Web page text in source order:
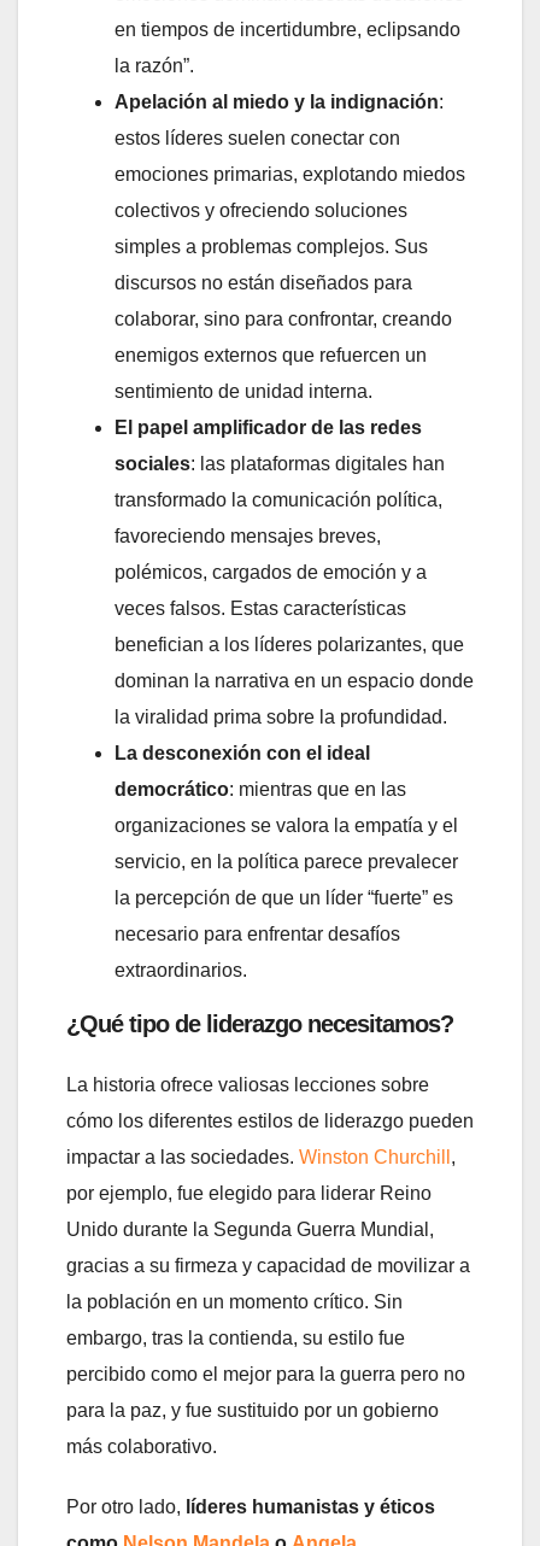
en tiempos de incertidumbre, eclipsando
la razón”.
Apelación al miedo y la indignación:
estos líderes suelen conectar con
emociones primarias, explotando miedos
colectivos y ofreciendo soluciones
simples a problemas complejos. Sus
discursos no están diseñados para
colaborar, sino para confrontar, creando
enemigos externos que refuercen un
sentimiento de unidad interna.
El papel amplificador de las redes
sociales: las plataformas digitales han
transformado la comunicación política,
favoreciendo mensajes breves,
polémicos, cargados de emoción y a
veces falsos. Estas características
benefician a los líderes polarizantes, que
dominan la narrativa en un espacio donde
la viralidad prima sobre la profundidad.
La desconexión con el ideal
democrático: mientras que en las
organizaciones se valora la empatía y el
servicio, en la política parece prevalecer
la percepción de que un líder “fuerte” es
necesario para enfrentar desafíos
extraordinarios.
¿Qué tipo de liderazgo necesitamos?
La historia ofrece valiosas lecciones sobre
cómo los diferentes estilos de liderazgo pueden
impactar a las sociedades. Winston Churchill ,
por ejemplo, fue elegido para liderar Reino
Unido durante la Segunda Guerra Mundial,
gracias a su firmeza y capacidad de movilizar a
la población en un momento crítico. Sin
embargo, tras la contienda, su estilo fue
percibido como el mejor para la guerra pero no
para la paz, y fue sustituido por un gobierno
más colaborativo.
Por otro lado, líderes humanistas y éticos